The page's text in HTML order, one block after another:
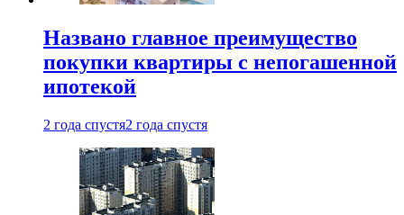
Названо главное преимущество
покупки квартиры с непогашенной
ипотекой
2 года спустя2 года спустя